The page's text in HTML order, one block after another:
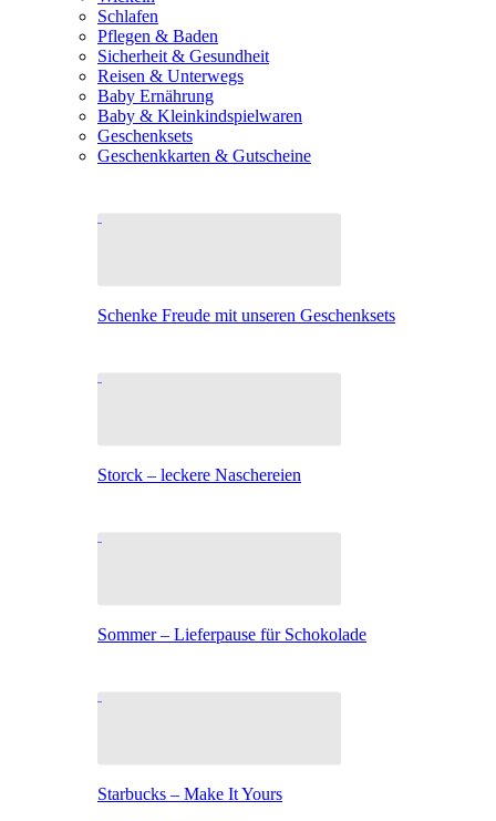
Schlafen
Pflegen & Baden
Sicherheit & Gesundheit
Reisen & Unterwegs
Baby Ernährung
Baby & Kleinkindspielwaren
Geschenksets
Geschenkkarten & Gutscheine
Schenke Freude mit unseren Geschenksets
Storck – leckere Naschereien
Sommer – Lieferpause für Schokolade
Starbucks – Make It Yours